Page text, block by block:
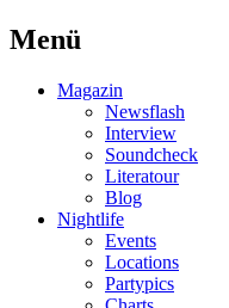
Menü
Magazin
Newsflash
Interview
Soundcheck
Literatour
Blog
Nightlife
Events
Locations
Partypics